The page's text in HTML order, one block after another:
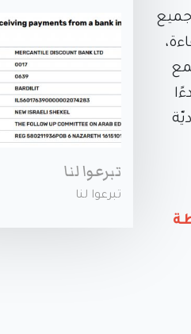
تبرعوا لنا
تبرعوا لنا